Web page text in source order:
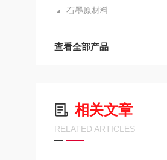
石墨原材料
查看全部产品
相关文章
RELATED ARTICLES